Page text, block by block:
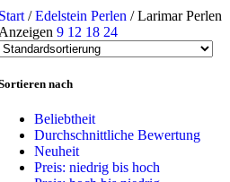
/ Edelstein Perlen / Larimar Perlen
9 12 18 24
nach
Beliebtheit
Durchschnittliche Bewertung
Neuheit
Preis: niedrig bis hoch